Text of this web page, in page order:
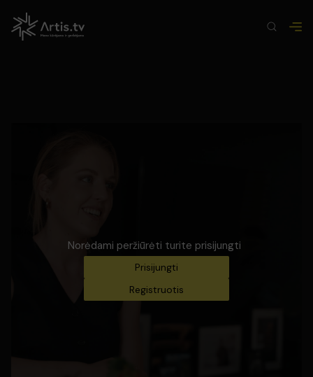
Norėdami peržiūrėti turite prisijungti
Prisijungti
Registruotis